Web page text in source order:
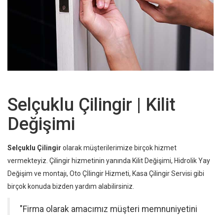
Selçuklu Çilingir | Kilit
Değişimi
Selçuklu Çilingir olarak müşterilerimize birçok hizmet
vermekteyiz. Çilingir hizmetinin yanında Kilit Değişimi, Hidrolik Yay
Değişim ve montajı, Oto Çİlingir Hizmeti, Kasa ÇilingirServisi gibi
birçok konuda bizden yardım alabilirsiniz.
"Firma olarak amacımız müşteri memnuniyetini